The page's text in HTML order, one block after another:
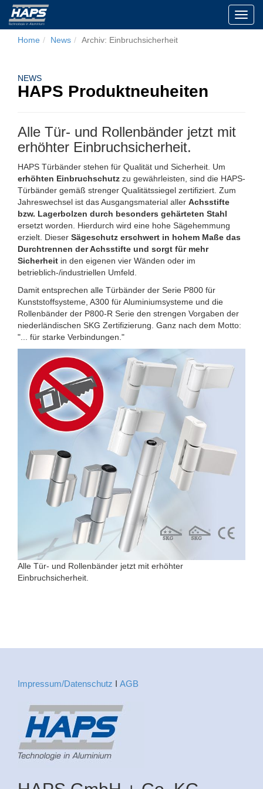
Home
News Archiv: Einbruchsicherheit
NEWS
HAPS Produktneuheiten
Alle Tür- und Rollenbänder jetzt mit
erhöhter Einbruchsicherheit.
HAPS Türbänder stehen für Qualität und Sicherheit. Um
erhöhten Einbruchschutz zu gewährleisten, sind die HAPS-
Türbänder gemäß strenger Qualitätssiegel zertifiziert. Zum
Jahreswechsel ist das Ausgangsmaterial aller Achsstifte
bzw. Lagerbolzen durch besonders gehärteten Stahl
ersetzt worden. Hierdurch wird eine hohe Sägehemmung
erzielt. Dieser Sägeschutz erschwert in hohem Maße das
Durchtrennen der Achsstifte und sorgt für mehr
Sicherheit in den eigenen vier Wänden oder im
betrieblich-/industriellen Umfeld.
Damit entsprechen alle Türbänder der Serie P800 für
Kunststoffsysteme, A300 für Aluminiumsysteme und die
Rollenbänder der P800-R Serie den strengen Vorgaben der
niederländischen SKG Zertifizierung. Ganz nach dem Motto:
"... für starke Verbindungen."
Alle Tür- und Rollenbänder jetzt mit erhöhter
Einbruchsicherheit.
Impressum/Datenschutz Ι AGB